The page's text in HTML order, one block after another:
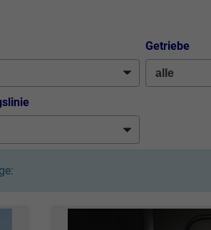
Getriebe